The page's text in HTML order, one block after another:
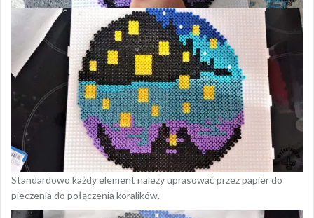
Standardowo każdy element należy uprasować przez papier do
pieczenia do połączenia koralików.